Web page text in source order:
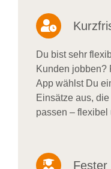
Du bist sehr
Kunden jobben?
App wählst Du
Einsätze aus,
passen – flexibel
Fester